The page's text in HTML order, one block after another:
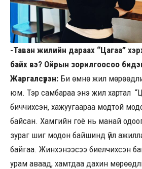
-Таван жилийн дараах “Цагаа”
байх вэ? Ойрын зорилгоосоо
Жаргалсүрэн: Би өмнө жил
юм. Тэр самбараа энэ жил хартал
биччихсэн, хажуугаараа модтой
байсан. Хамгийн гоё нь манай
зураг шиг модон байшинд үйл
байгаа. Жинхэнээсээ биелчихсэн
урам аваад, хамтдаа дахин